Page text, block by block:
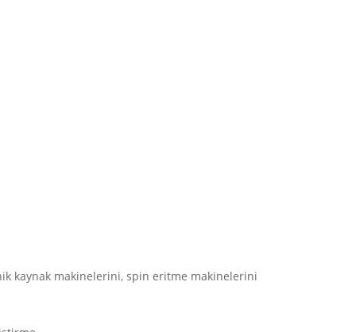
kaynak makinelerini, spin eritme makinelerini